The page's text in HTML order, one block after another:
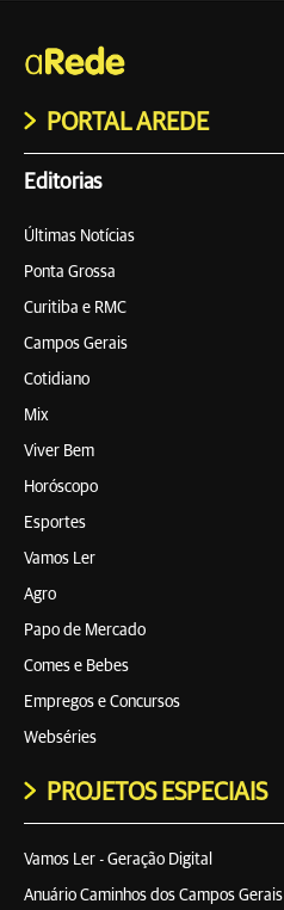
PORTAL AREDE
Editorias
Últimas Notícias
Ponta Grossa
Curitiba e RMC
Campos Gerais
Cotidiano
Mix
Viver Bem
Horóscopo
Esportes
Vamos Ler
Agro
Papo de Mercado
Comes e Bebes
Empregos e Concursos
Webséries
PROJETOS ESPECIAIS
Vamos Ler - Geração Digital
Anuário Caminhos dos Campos Gerais